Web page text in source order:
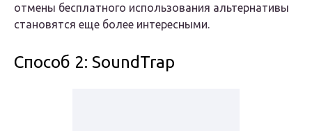
отмены бесплатного использования альтернативы
становятся еще более интересными.
Способ 2: SoundTrap